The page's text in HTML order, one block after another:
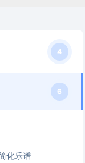
4
6
化乐谱